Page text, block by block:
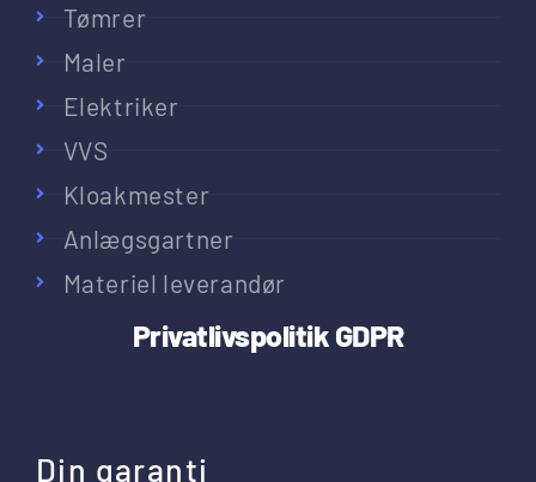
Tømrer
Maler
Elektriker
VVS
Kloakmester
Anlægsgartner
Materiel leverandør
Privatlivspolitik GDPR
Din garanti